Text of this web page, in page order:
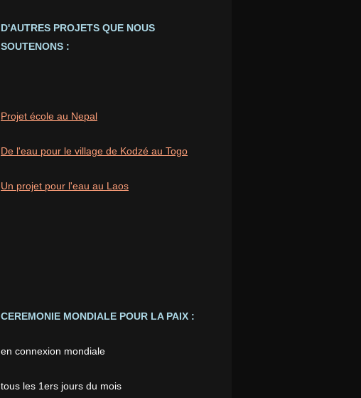
D'AUTRES PROJETS QUE NOUS
SOUTENONS :
Projet école au Nepal
De l'eau pour le village de Kodzé au Togo
Un projet pour l'eau au Laos
CEREMONIE MONDIALE POUR LA PAIX :
en connexion mondiale
tous les 1ers jours du mois